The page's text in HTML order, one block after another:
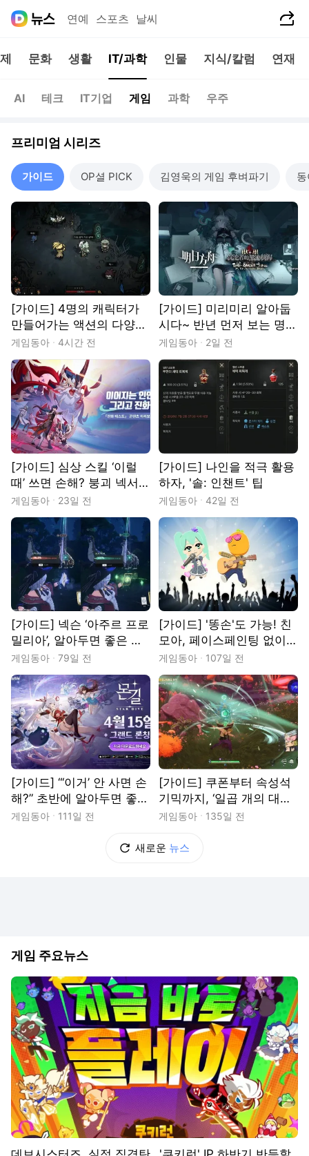
연예 스포츠 날씨
문화 생활 IT/과학 인물 지식/칼럼 연재
AI 테크 IT기업 게임 과학 우주
프리미엄 시리즈
가이드 OP셜 PICK 김영욱의 게임 후벼파기
[가이드] 4명의 캐릭터가
만들어가는 액션의 다양성.
‘신데리아’
게임동아 4시간 전
[가이드] 미리미리 알아둡
시다~ 반년 먼저 보는 명일
방주 ‘흑류수해’ 로그라이
크
게임동아 2일 전
[가이드] 심상 스킬 ‘이럴
때’ 쓰면 손해? 붕괴 넥서스
아니마 팁!
게임동아 23일 전
[가이드] 나인을 적극 활용
하자, '솔: 인챈트' 팁
게임동아 42일 전
[가이드] 넥슨 ‘아주르 프로
밀리아’, 알아두면 좋은 귀
염둥이 ‘키보’ 관련 지식들!
게임동아 79일 전
[가이드] '똥손'도 가능! 친
모아, 페이스페인팅 없이
예쁜 미(Mill) 만드는 법
게임동아 107일 전
[가이드] “‘이거’ 안 사면 손
해?” 초반에 알아두면 좋을
몬길 스타다이브 팁
게임동아 111일 전
[가이드] 쿠폰부터 속성석
기믹까지, ‘일곱 개의 대죄
오리진’ 초반 팁 모음!
게임동아 135일 전
새로운 뉴스
게임 주요뉴스